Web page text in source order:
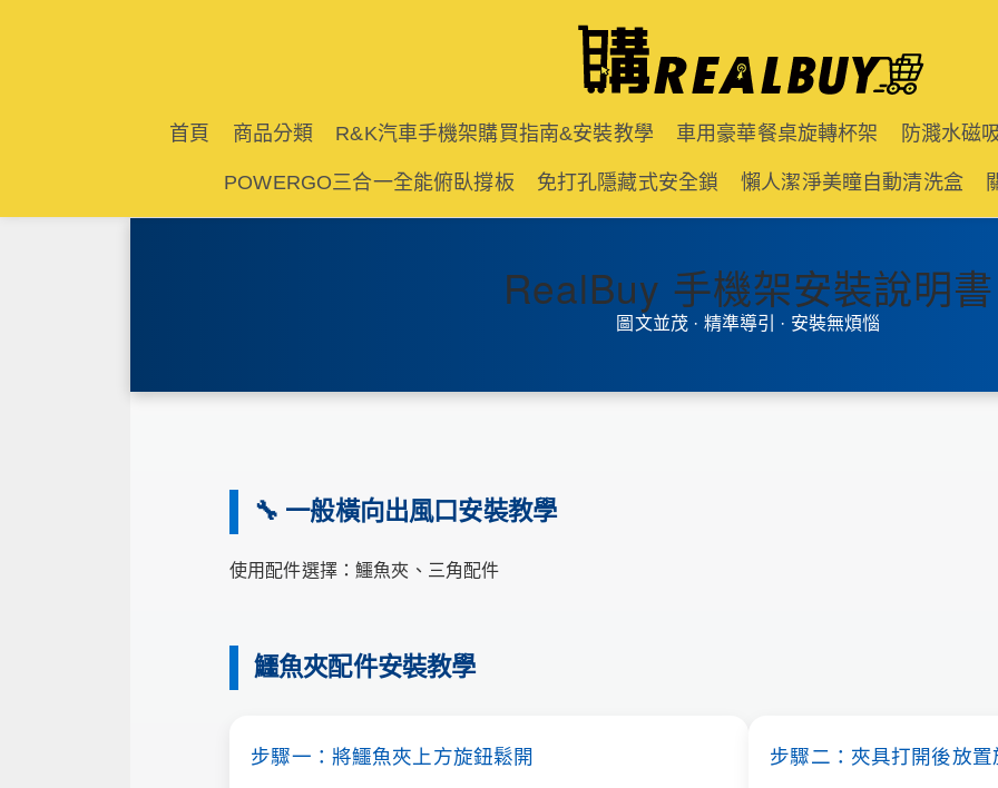
首頁 商品分類 R&K汽車手機架購買指南&安裝教學 車用豪華餐桌旋轉杯架 防濺水磁
POWERGO三合一全能俯臥撐板 免打孔隱藏式安全鎖 懶人潔淨美瞳自動清洗盒
RealBuy 手機架安裝說明書
圖文並茂 · 精準導引 · 安裝無煩惱
🔧 一般橫向出風口安裝教學
使用配件選擇：鱷魚夾、三角配件
鱷魚夾配件安裝教學
步驟一：將鱷魚夾上方旋鈕鬆開 步驟二：夾具打開後放